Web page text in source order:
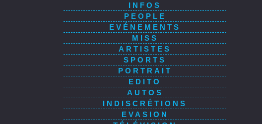
INFOS
PEOPLE
EVÉNEMENTS
MISS
ARTISTES
SPORTS
PORTRAIT
EDITO
AUTOS
INDISCRÉTIONS
EVASION